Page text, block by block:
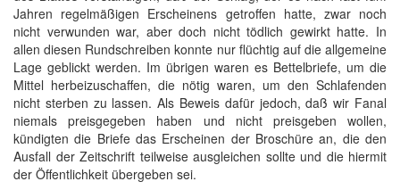
Jahren regelmäßigen Erscheinens getroffen hatte, zwar noch
nicht verwunden war, aber doch nicht tödlich gewirkt hatte. In
allen diesen Rundschreiben konnte nur flüchtig auf die allgemeine
Lage geblickt werden. Im übrigen waren es Bettelbriefe, um die
Mittel herbeizuschaffen, die nötig waren, um den Schlafenden
nicht sterben zu lassen. Als Beweis dafür jedoch, daß wir Fanal
niemals preisgegeben haben und nicht preisgeben wollen,
kündigten die Briefe das Erscheinen der Broschüre an, die den
Ausfall der Zeitschrift teilweise ausgleichen sollte und die hiermit
der Öffentlichkeit übergeben sei.